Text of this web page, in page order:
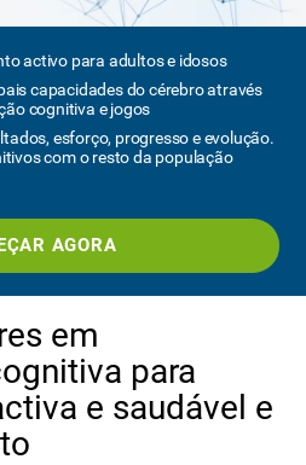
activo para adultos e idosos
capacidades do cérebro através
cognitiva e jogos
esforço, progresso e evolução.
com o resto da população
AGORA
em
para
e saudável e